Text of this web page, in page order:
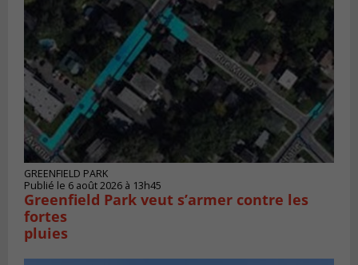
GREENFIELD PARK
Publié le 6 août 2026 à 13h45
Greenfield Park veut s’armer contre les
fortes
pluies